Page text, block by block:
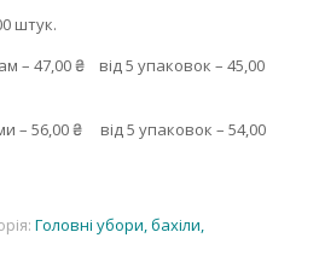
штук.
– 47,00 ₴ від 5 упаковок – 45,00
– 56,00 ₴ від 5 упаковок – 54,00
Головні убори, бахіли,